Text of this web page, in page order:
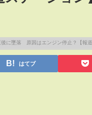
はてブ